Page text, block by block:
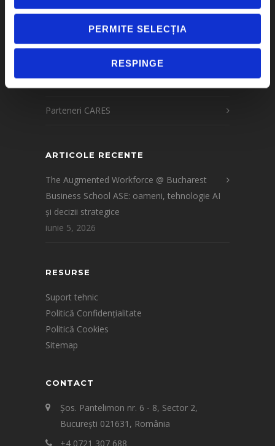
PERMITE SELECȚIA
RESPINGE
CARES Resurse Umane
CARES Salarizare
Parteneri CARES
ARTICOLE RECENTE
The Augmented Workforce @ Bucharest
Business School ASE: oameni, tehnologie AI
și decizii strategice
iunie 5, 2026
RESURSE
Suport tehnic
Politică Confidențialitate
Politică Cookies
Sitemap
CONTACT
Șos. Pantelimon nr. 6 - 8, Sector 2,
București 021631, România
+4 0721 307 688